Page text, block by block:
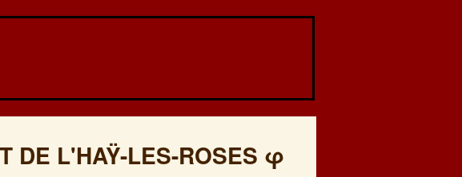
DE L'HAŸ-LES-ROSES φ